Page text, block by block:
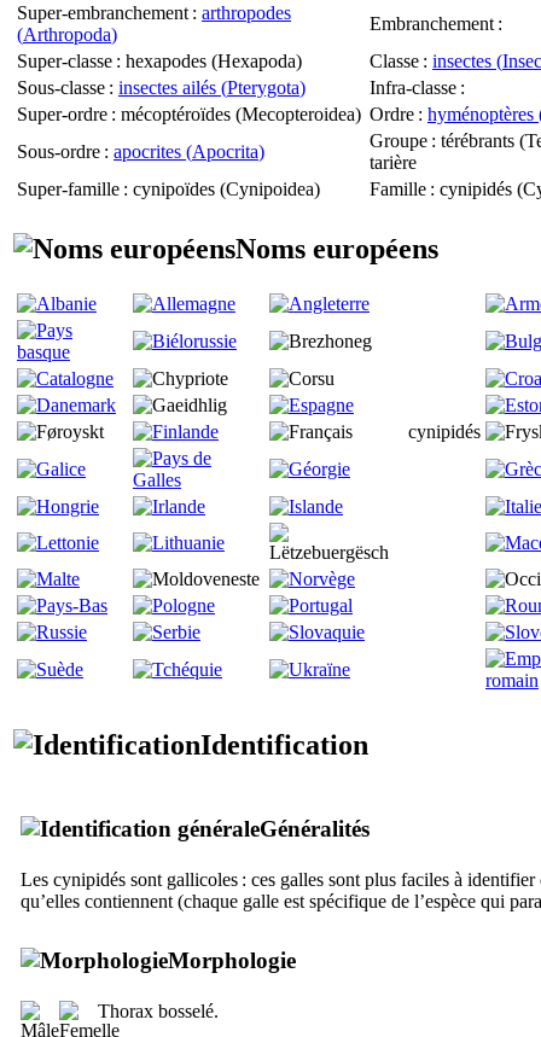
Super-embranchement : arthropodes
(Arthropoda)
Embranchement :
Super-classe : hexapodes (Hexapoda) Classe : insectes (
Sous-classe : insectes ailés (Pterygota) Infra-classe :
Super-ordre : mécoptéroïdes (Mecopteroidea) Ordre : hyménoptères
Sous-ordre : apocrites (Apocrita)
Groupe : térébrants (
tarière
Super-famille : cynipoïdes (Cynipoidea) Famille : cynipidés (
Noms européens
cynipidés
Identification
Généralités
Les cynipidés sont gallicoles : ces galles sont plus faciles à identifier
qu’elles contiennent (chaque galle est spécifique de l’espèce qui
Morphologie
Thorax bosselé.